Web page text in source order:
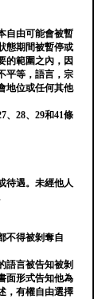
自由可能會被暫
態期間被暫停或
的範圍之內，因
平等，語言，宗
地位或任何其他
、28、29和41條
待遇。未經他人
不得被剝奪自
語言被告知被剝
面形式告知他為
，有權自由選擇